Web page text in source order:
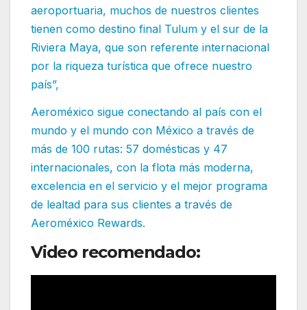
aeroportuaria, muchos de nuestros clientes
tienen como destino final Tulum y el sur de la
Riviera Maya, que son referente internacional
por la riqueza turística que ofrece nuestro
país”,
Aeroméxico sigue conectando al país con el
mundo y el mundo con México a través de
más de 100 rutas: 57 domésticas y 47
internacionales, con la flota más moderna,
excelencia en el servicio y el mejor programa
de lealtad para sus clientes a través de
Aeroméxico Rewards.
Video recomendado: